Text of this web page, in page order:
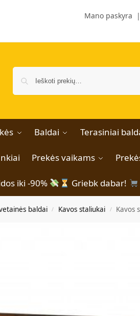
Mano paskyra |
Baldai Terasiniai
Prekės vaikams
iki -90% Griebk dabar!
baldai / Kavos staliukai / Kavos